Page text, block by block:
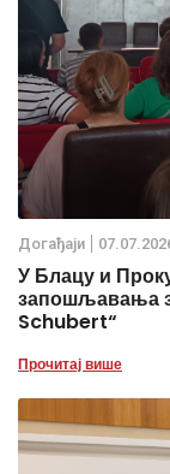
Дoгађаjи
У Блацу и
запошљавања
Schubert“
Прочитај више